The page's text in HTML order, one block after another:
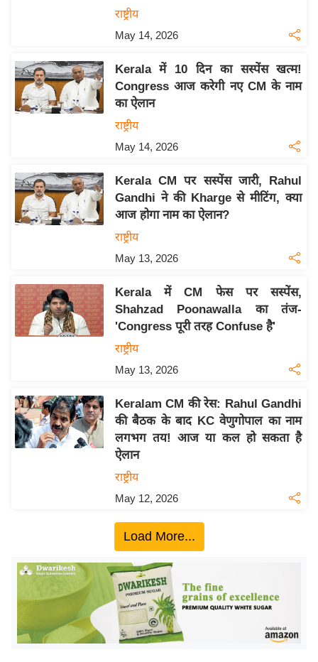
म
ई
-
मि
सा
ल
सा
ल
श
यं
ग
इं
ज
ग
त
टो
राष्ट्रीय
May 14, 2026
Kerala में 10 दिन का सस्पेंस खत्म!
Congress आज करेगी नए CM के नाम
का ऐलान
राष्ट्रीय
May 14, 2026
Kerala CM पर सस्पेंस जारी, Rahul
Gandhi ने की Kharge से मीटिंग, क्या
आज होगा नाम का ऐलान?
राष्ट्रीय
May 13, 2026
Kerala में CM फेस पर सस्पेंस,
Shahzad Poonawalla का तंज-
'Congress पूरी तरह Confuse है'
राष्ट्रीय
May 13, 2026
Keralam CM की रेस: Rahul Gandhi
की बैठक के बाद KC वेणुगोपाल का नाम
लगभग तय! आज या कल हो सकता है
ऐलान
राष्ट्रीय
May 12, 2026
Load More...